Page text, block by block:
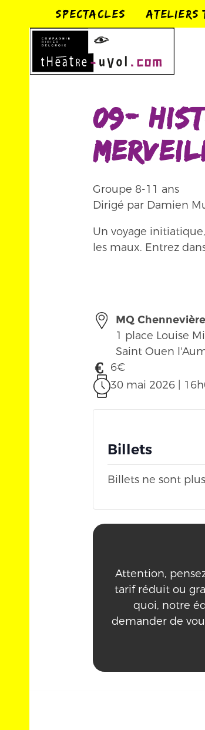
SPECTACLES ATELIERS
09-
Groupe 8-11 ans
Dirigé par Damien
Un voyage
les maux. Entrez
MQ Chennevière
1 place Louise
Saint Ouen
6€
30 mai 2026 |
Billets
Billets ne sont
Attention,
tarif réduit ou
quoi, notre
demander de